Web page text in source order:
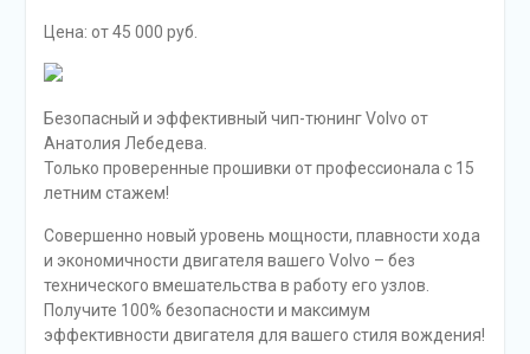
Цена: от 45 000 руб.
Безопасный и эффективный чип-тюнинг Volvo от
Анатолия Лебедева.
Только проверенные прошивки от профессионала с 15
летним стажем!
Совершенно новый уровень мощности, плавности хода
и экономичности двигателя вашего Volvo – без
технического вмешательства в работу его узлов.
Получите 100% безопасности и максимум
эффективности двигателя для вашего стиля вождения!